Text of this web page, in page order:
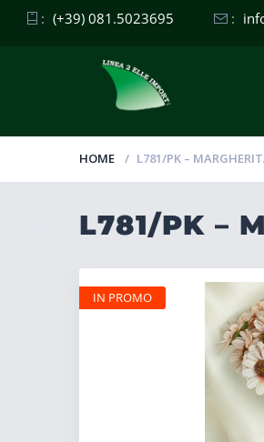
: (+39) 081.5023695 :
HOME L781/PK –
L781/PK –
IN PROMO